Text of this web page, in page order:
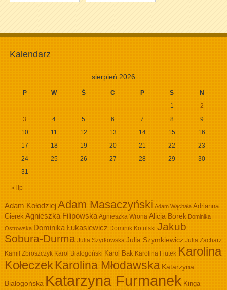
Kalendarz
sierpień 2026
P W Ś C P S N
« lip
1
2
3
4 5 6 7 8
9
10
11 12 13 14 15
16
17
18 19 20 21 22
23
24
25 26 27 28 29
30
31
Adam KołodziejAdam Masaczyński Adam Wąchała Adrianna
Gierek Agnieszka Filipowska Agnieszka Wrona Alicja Borek Dominika
Ostrowska Dominika Łukasiewicz Dominik Kotulski Jakub
Sobura-Durma Julia Szydłowska Julia Szymkiewicz Julia Zacharz
Kamil Zbroszczyk Karol Białogoński Karol Bąk Karolina Fiutek Karolina
KołeczekKarolina Młodawska Katarzyna
Białogońska Katarzyna Furmanek Kinga